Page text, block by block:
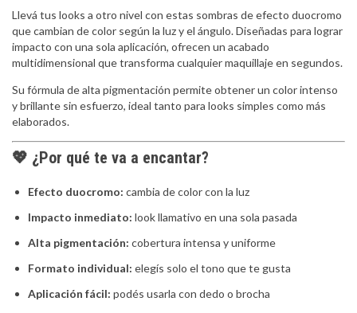
Llevá tus looks a otro nivel con estas sombras de efecto duocromo
que cambian de color según la luz y el ángulo. Diseñadas para lograr
impacto con una sola aplicación, ofrecen un acabado
multidimensional que transforma cualquier maquillaje en segundos.
Su fórmula de alta pigmentación permite obtener un color intenso
y brillante sin esfuerzo, ideal tanto para looks simples como más
elaborados.
💖 ¿Por qué te va a encantar?
Efecto duocromo: cambia de color con la luz
Impacto inmediato: look llamativo en una sola pasada
Alta pigmentación: cobertura intensa y uniforme
Formato individual: elegís solo el tono que te gusta
Aplicación fácil: podés usarla con dedo o brocha